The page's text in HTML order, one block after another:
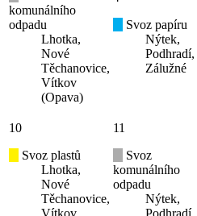
komunálního
odpadu
Lhotka,
Nové
Těchanovice,
Vítkov
(Opava)
Svoz papíru
Nýtek,
Podhradí,
Zálužné
10
Svoz plastů
Lhotka,
Nové
Těchanovice,
Vítkov
11
Svoz
komunálního
odpadu
Nýtek,
Podhradí,